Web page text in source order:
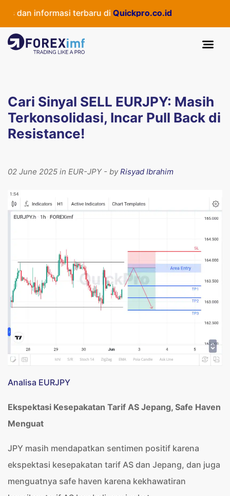
informasi terbaru diQuickpro.co.id
Cari Sinyal SELL EURJPY: Masih
Terkonsolidasi, Incar Pull Back di
Resistance!
02 June 2025 in EUR-JPY - byRisyad Ibrahim
Analisa EURJPY
Ekspektasi Kesepakatan Tarif AS Jepang, Safe Haven
Menguat
JPY masih mendapatkan sentimen positif karena
ekspektasi kesepakatan tarif AS dan Jepang, dan juga
menguatnya safe haven karena kekhawatiran